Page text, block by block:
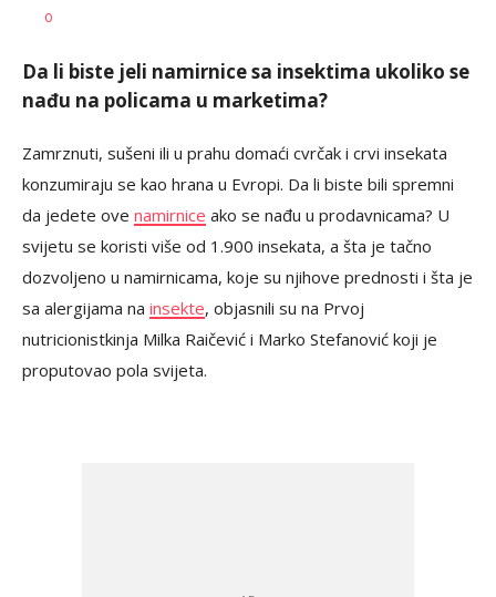
AUTOR
0
Da li biste jeli namirnice sa insektima ukoliko se
nađu na policama u marketima?
Zamrznuti, sušeni ili u prahu domaći cvrčak i crvi insekata
konzumiraju se kao hrana u Evropi. Da li biste bili spremni
da jedete ove namirnice ako se nađu u prodavnicama? U
svijetu se koristi više od 1.900 insekata, a šta je tačno
dozvoljeno u namirnicama, koje su njihove prednosti i šta je
sa alergijama na insekte, objasnili su na Prvoj
nutricionistkinja Milka Raičević i Marko Stefanović koji je
proputovao pola svijeta.